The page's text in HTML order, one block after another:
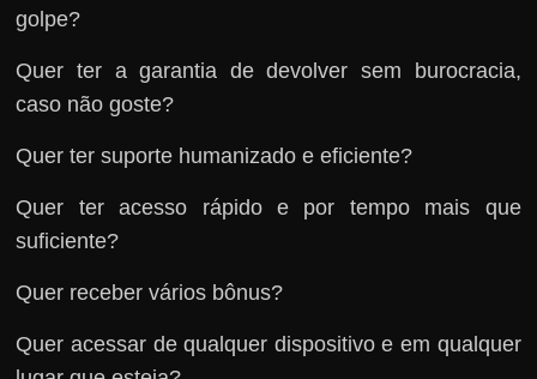
golpe?
Quer ter a garantia de devolver sem burocracia,
caso não goste?
Quer ter suporte humanizado e eficiente?
Quer ter acesso rápido e por tempo mais que
suficiente?
Quer receber vários bônus?
Quer acessar de qualquer dispositivo e em qualquer